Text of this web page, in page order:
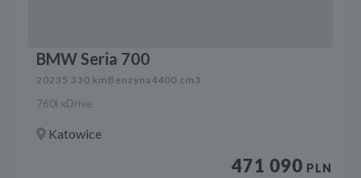
BMW Seria 700
2023 5 330 km Benzyna 4400 cm3
760i xDrive
Katowice
471 090 PLN